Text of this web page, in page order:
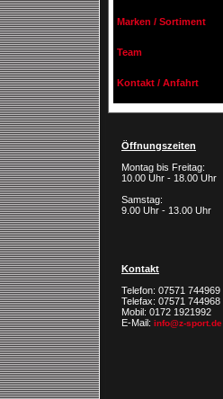
Marken / Sortiment
Team
Kontakt / Anfahrt
Öffnungszeiten
Montag bis Freitag:
10.00 Uhr - 18.00 Uhr
Samstag:
9.00 Uhr - 13.00 Uhr
Kontakt
Telefon: 07571 744969
Telefax: 07571 744968
Mobil: 0172 1921992
E-Mail: info@z-sport.de